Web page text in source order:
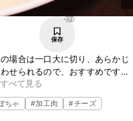
276
保存
場合は一口大に切り、あらかじ
せられるので、おすすめです。
美味しく出来ますよ。アレンジ
べて見る
ちゃ #加工肉 #チーズ